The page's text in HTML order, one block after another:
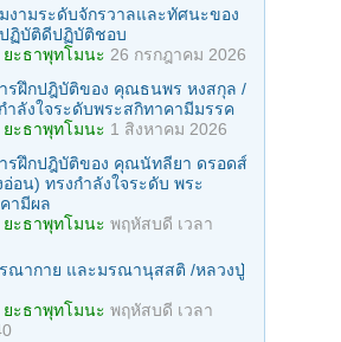
งามระดับจักรวาลและทัศนะของ
ฏิบัติดีปฏิบัติชอบ
ยะธาพุทโมนะ 26 กรกฎาคม 2026
รฝึกปฎิบัติของ คุณธนพร หงสกุล /
ำลังใจระดับพระสกิทาคามีมรรค
ยะธาพุทโมนะ 1 สิงหาคม 2026
รฝึกปฎิบัติของ คุณนัทลียา ดรอดส์
อ่อน) ทรงกำลังใจระดับ พระ
ามีผล
ยะธาพุทโมนะ พฤหัสบดี เวลา
ณากาย และมรณานุสสติ /หลวงปู่
ยะธาพุทโมนะ พฤหัสบดี เวลา